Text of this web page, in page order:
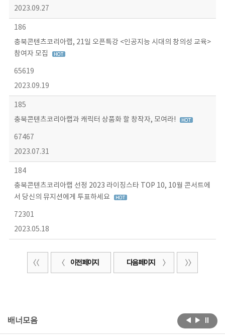
2023.09.27
186
충북콘텐츠코리아랩, 21일 오픈특강 <인공지능 시대의 창의성 교육>
참여자 모집
65619
2023.09.19
185
충북콘텐츠코리아랩과 캐릭터 상품화 할 창작자, 모여라!
67467
2023.07.31
184
충북콘텐츠코리아랩 선정 2023 라이징스타 TOP 10, 10월 콘서트에
서 당신의 뮤지션에게 투표하세요
72301
2023.05.18
이전 페이지 다음 페이지
배너모음